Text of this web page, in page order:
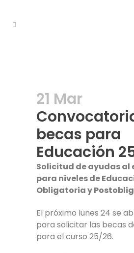
21 Mar
becas para
Educación
Solicitud de ayudas al
para niveles de
Obligatoria y
El próximo lunes 24 se
para solicitar las becas
para el curso 25/26.